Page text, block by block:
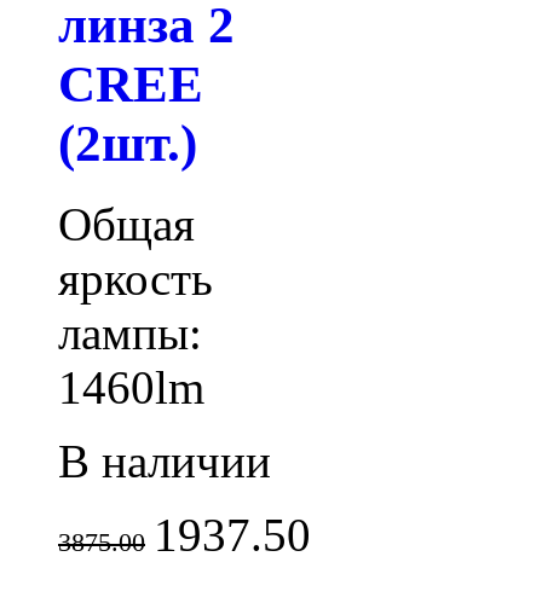
линза 2
CREE
(2шт.)
Общая
яркость
лампы:
1460lm
В наличии
3875.00 1937.50